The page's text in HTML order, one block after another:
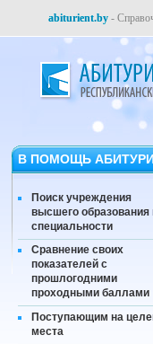
abiturient.by -
В ПОМОЩЬ
Поиск учреждения
высшего образования
специальности
Сравнение своих
показателей с
прошлогодними
проходными баллами
Поступающим на
места